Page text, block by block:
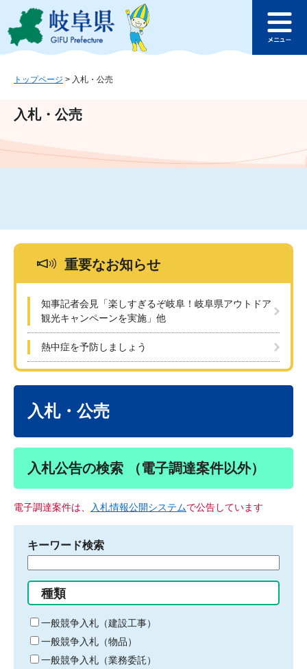
ジ
ュ
文
このページの本文へ
ュ
トップページ > 入札・公売
入札・公売
重要なお知らせ
知事記者会見「楽しすぎるぞ岐阜！岐阜県アウトドア
観光キャンペーンを実施」他
熱中症を予防しましょう
入札・公売
入札公告の検索 （電子調達案件以外）
電子調達案件は、 入札情報公開システムで公告しています
キーワード検索
る
キ
ー
ワ
ー
種類
一般競争入札（建設工事）
一般競争入札（物品）
一般競争入札（業務委託）